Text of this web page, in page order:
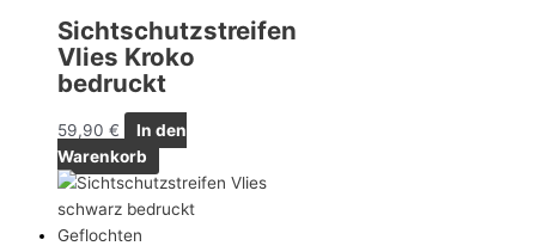
Sichtschutzstreifen
Vlies Kroko
bedruckt
59,90 €
In den
Warenkorb